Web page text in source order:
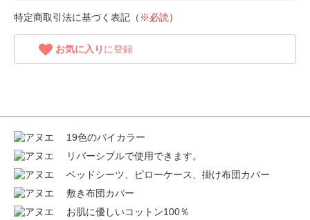
特定商取引法に基づく表記（ ※必読）
お気に入り に登録